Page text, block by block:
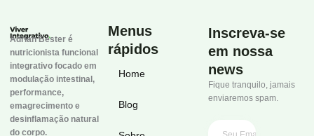
Adrian Bester é
nutricionista funcional
integrativo focado em
modulação intestinal,
performance,
emagrecimento e
desinflamação natural
do corpo.
Menus
rápidos
Home
Blog
Inscreva-se
em nossa
news
Fique tranquilo, jamais
enviaremos spam.